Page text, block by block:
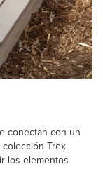
conectan con un
Trex.
los elementos